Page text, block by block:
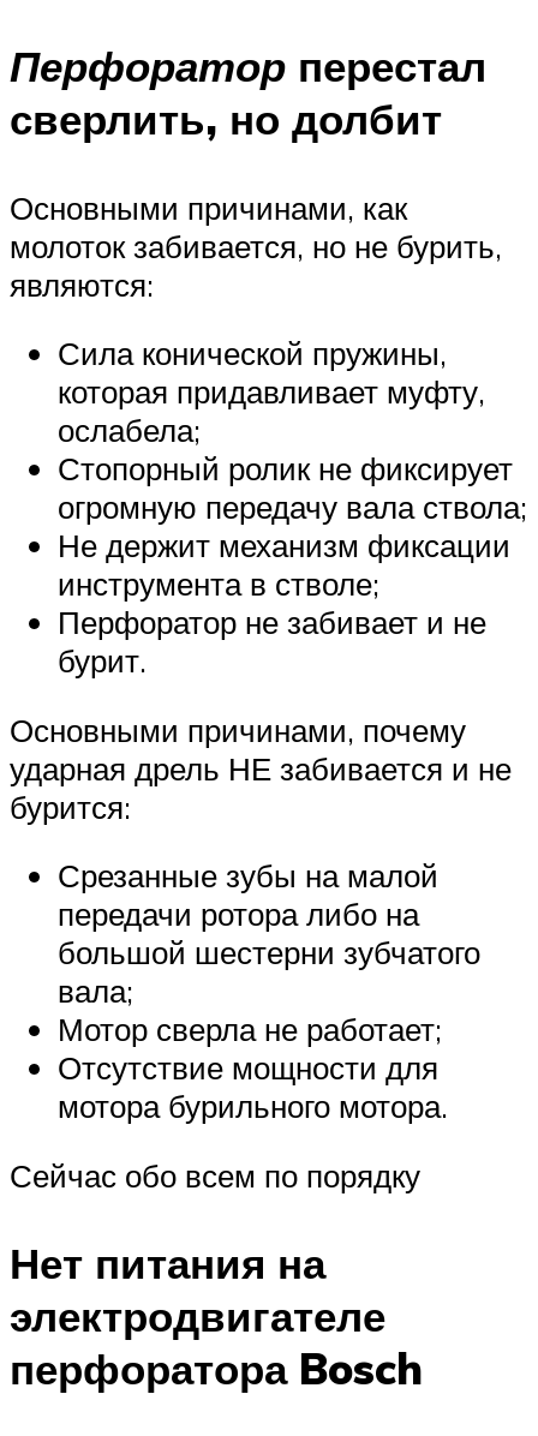
Перфоратор перестал
сверлить, но долбит
Основными причинами, как
молоток забивается, но не бурить,
являются:
Сила конической пружины,
которая придавливает муфту,
ослабела;
Стопорный ролик не фиксирует
огромную передачу вала ствола;
Не держит механизм фиксации
инструмента в стволе;
Перфоратор не забивает и не
бурит.
Основными причинами, почему
ударная дрель НЕ забивается и не
бурится:
Срезанные зубы на малой
передачи ротора либо на
большой шестерни зубчатого
вала;
Мотор сверла не работает;
Отсутствие мощности для
мотора бурильного мотора.
Сейчас обо всем по порядку
Нет питания на
электродвигателе
перфоратора Bosch